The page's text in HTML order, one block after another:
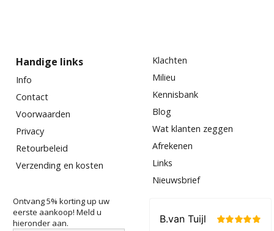
Handige links
Info
Contact
Voorwaarden
Privacy
Retourbeleid
Verzending en kosten
Klachten
Milieu
Kennisbank
Blog
Wat klanten zeggen
Afrekenen
Links
Nieuwsbrief
Ontvang 5% korting up uw
eerste aankoop! Meld u
hieronder aan.